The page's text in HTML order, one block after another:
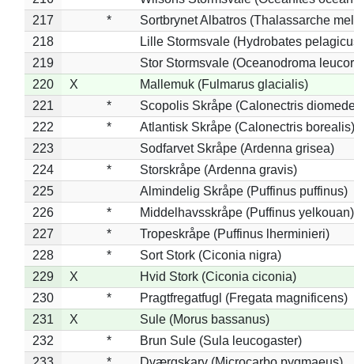
217
*
Sortbrynet Albatros (Thalassarche
218
Lille Stormsvale (Hydrobates
219
Stor Stormsvale (Oceanodroma
220
X
Mallemuk (Fulmarus glacialis)
221
*
Scopolis Skråpe (Calonectris
222
*
Atlantisk Skråpe (Calonectris borealis)
223
Sodfarvet Skråpe (Ardenna grisea)
224
*
Storskråpe (Ardenna gravis)
225
Almindelig Skråpe (Puffinus puffinus)
226
*
Middelhavsskråpe (Puffinus yelkouan)
227
*
Tropeskråpe (Puffinus lherminieri)
228
*
Sort Stork (Ciconia nigra)
229
X
Hvid Stork (Ciconia ciconia)
230
*
Pragtfregatfugl (Fregata magnificens)
231
X
Sule (Morus bassanus)
232
*
Brun Sule (Sula leucogaster)